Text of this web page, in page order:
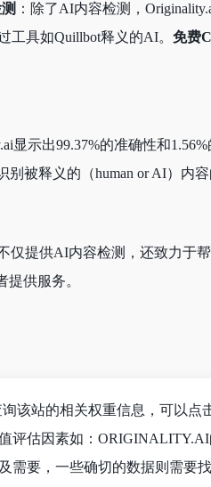
：除了AI内容检测，
工具如Quillbot释义的AI。 免费
显示出99.37%的准确性和1.56%
被释义的（human or AI）内容
仅提供AI内容检测，还致力于
供服务。
该站的相关权重信息，可以点
评估因素如：
需要，一些确切的数据则需要